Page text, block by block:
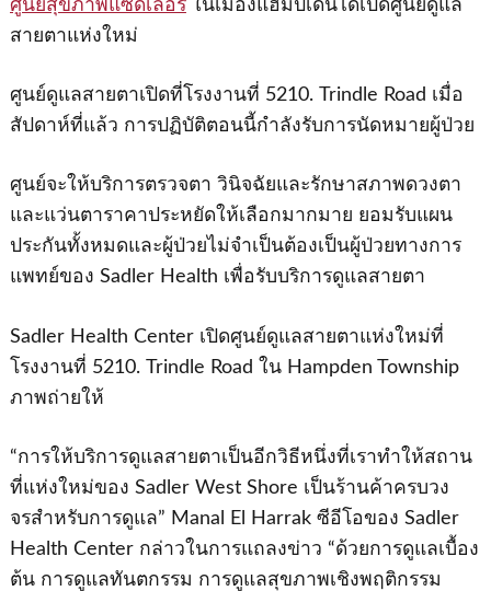
ศูนย์สุขภาพแซดเลอร์ในเมืองแฮมป์เดนได้เปิดศูนย์ดูแล
สายตาแห่งใหม่
ศูนย์ดูแลสายตาเปิดที่โรงงานที่ 5210. Trindle Road เมื่อ
สัปดาห์ที่แล้ว การปฏิบัติตอนนี้กําลังรับการนัดหมายผู้ป่วย
ศูนย์จะให้บริการตรวจตา วินิจฉัยและรักษาสภาพดวงตา
และแว่นตาราคาประหยัดให้เลือกมากมาย ยอมรับแผน
ประกันทั้งหมดและผู้ป่วยไม่จําเป็นต้องเป็นผู้ป่วยทางการ
แพทย์ของ Sadler Health เพื่อรับบริการดูแลสายตา
Sadler Health Center เปิดศูนย์ดูแลสายตาแห่งใหม่ที่
โรงงานที่ 5210. Trindle Road ใน Hampden Township
ภาพถ่ายให้
“การให้บริการดูแลสายตาเป็นอีกวิธีหนึ่งที่เราทําให้สถาน
ที่แห่งใหม่ของ Sadler West Shore เป็นร้านค้าครบวง
จรสําหรับการดูแล” Manal El Harrak ซีอีโอของ Sadler
Health Center กล่าวในการแถลงข่าว “ด้วยการดูแลเบื้อง
ต้น การดูแลทันตกรรม การดูแลสุขภาพเชิงพฤติกรรม